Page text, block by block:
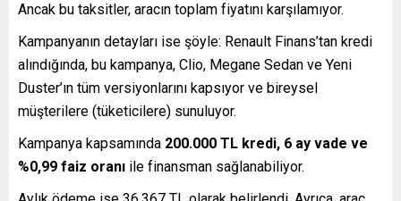
Ancak bu taksitler, aracın toplam fiyatını karşılamıyor.
Kampanyanın detayları ise şöyle: Renault Finans’tan kredi
alındığında, bu kampanya, Clio, Megane Sedan ve Yeni
Duster’ın tüm versiyonlarını kapsıyor ve bireysel
müşterilere (tüketicilere) sunuluyor.
Kampanya kapsamında 200.000 TL kredi, 6 ay vade ve
%0,99 faiz oranı ile finansman sağlanabiliyor.